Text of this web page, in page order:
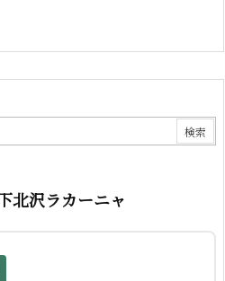
北沢ラカーニャ